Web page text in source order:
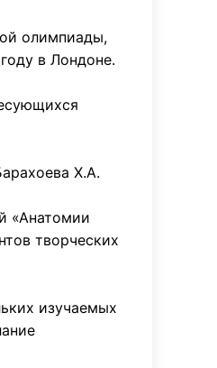
олимпиады,
в Лондоне.
Х.А.
«Анатомии
творческих
изучаемых